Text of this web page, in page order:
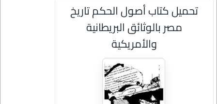
تحميل كتاب أصول الحكم تاريخ
مصر بالوثائق البريطانية
والأمريكية